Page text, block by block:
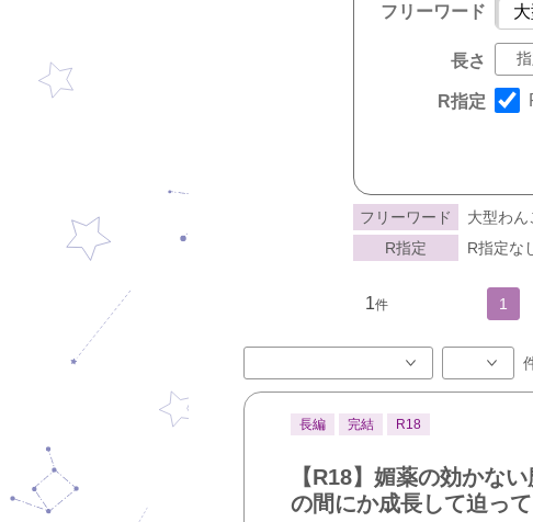
フリーワード
長さ
R指定
フリーワード
大型わん
R指定
R指定な
1件 1
長編 完結 R18
【R18】媚薬の効かな
の間にか成長して迫っ